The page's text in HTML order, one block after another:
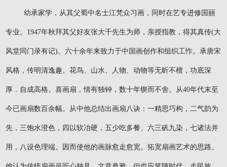
幼承家学，从其父蜀中名士江梵众习画，同时在艺专进修国丽
专业。1947年秋拜其父好友张大千先生为师，亲授指教，得其真传(大
风堂同门录有记)。六十余年来致力于中国画创作和组织工怍。承唐宋
风格，传明清逸趣。花鸟、山水、人物、动物等无昕不檀，功底深
厚．自成高格。喜画扇，情有独钟，数十年锲而不舍。从40年代末至
今已画扇数百余幅。从中他总结出画扇八诀：一精思巧构，二气韵为
先，三饱水澄色，四以软冶硬，五少吃多餐、六三矾九染，七诸法并
用，八设色理端。因而使他的画脉愈走愈宽。拓宽扇画艺术的思路。